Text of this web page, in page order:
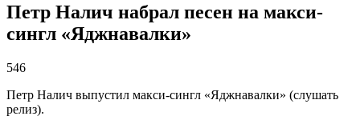
Петр Налич набрал песен на макси-
сингл «Яджнавалки»
546
Петр Налич выпустил макси-сингл «Яджнавалки» (слушать
релиз).